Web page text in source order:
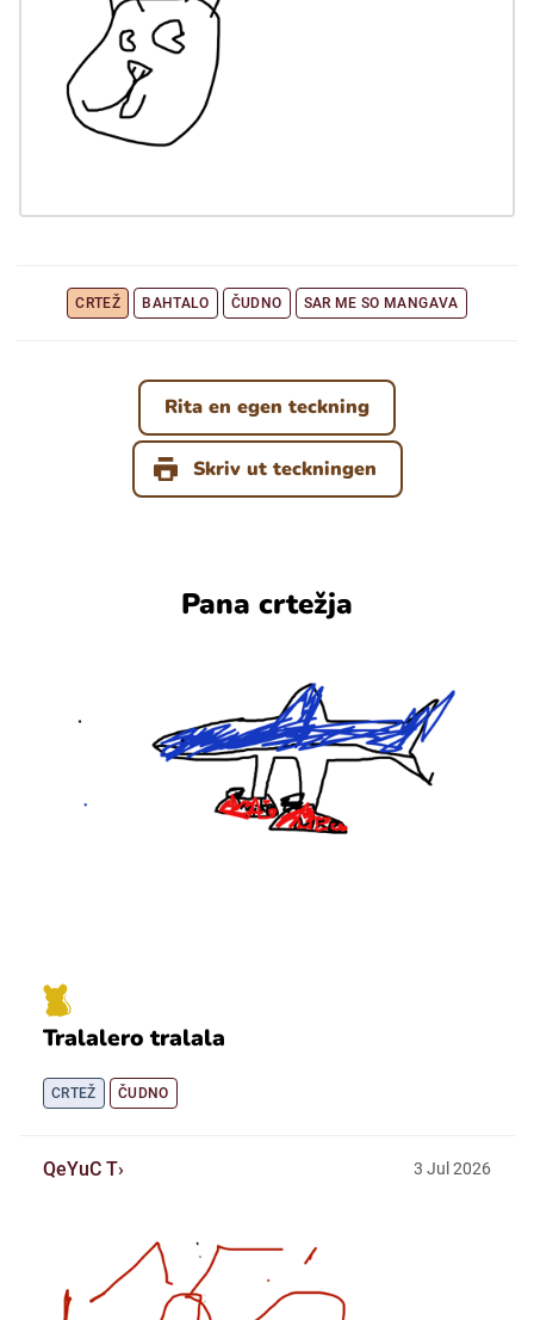
Ubmejesámiengiälla (Umesamiska)
Kaale (Romska)
Arli (Romska)
Resanderomani (Romska)
Lovari (Romska)
CRTEŽ BAHTALO ČUDNO SAR ME SO MANGAVA
Rita en egen teckning
Skriv ut teckningen
Pana crtežja
Tralalero tralala
CRTEŽ ČUDNO
QeYuC T 3 Jul 2026